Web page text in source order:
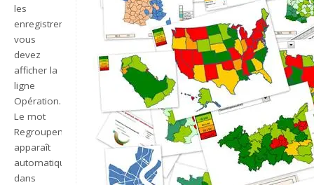
les
enregistrements,
vous
devez
afficher la
ligne
Opération.
Le mot
Regroupement
apparaît
automatiquement
dans